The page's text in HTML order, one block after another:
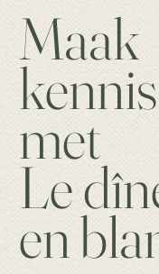
Maak
kennis
met
Le
en